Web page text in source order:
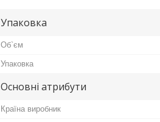
Упаковка
Об`єм
Упаковка
Основні атрибути
Країна виробник